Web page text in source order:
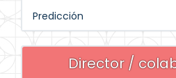
Predicción
Director /